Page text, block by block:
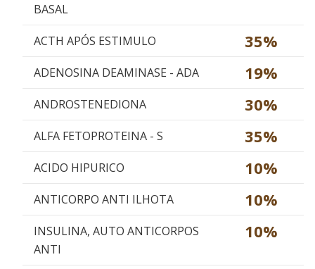
BASAL
ACTH APÓS ESTIMULO 35%
ADENOSINA DEAMINASE - ADA 19%
ANDROSTENEDIONA 30%
ALFA FETOPROTEINA - S 35%
ACIDO HIPURICO 10%
ANTICORPO ANTI ILHOTA 10%
INSULINA, AUTO ANTICORPOS
ANTI
10%